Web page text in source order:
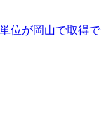
位が岡山で取得で